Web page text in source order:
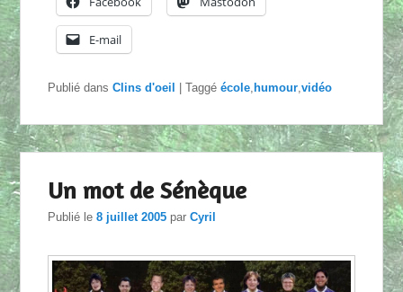
E-mail
Publié dans Clins d'oeil |Taggé école humour ,vidéo
Un mot de Sénèque
Publié le8 juillet 2005 parCyril